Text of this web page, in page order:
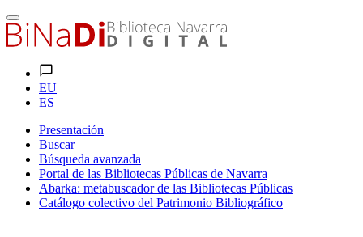
EU
ES
Presentación
Buscar
Búsqueda avanzada
Portal de las Bibliotecas Públicas de Navarra
Abarka: metabuscador de las Bibliotecas Públicas
Catálogo colectivo del Patrimonio Bibliográfico